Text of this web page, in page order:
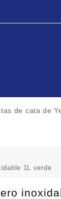
de cata de
1L verde